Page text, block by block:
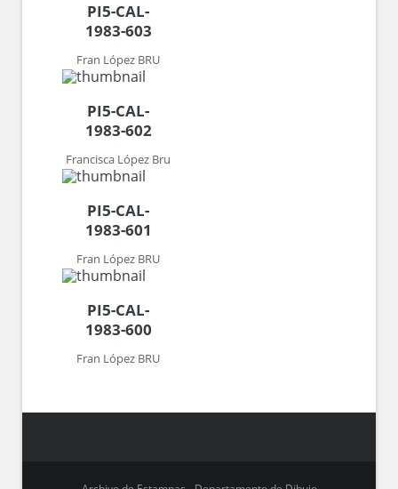
PI5-CAL-
1983-603
Fran López BRU
PI5-CAL-
1983-602
Francisca López Bru
PI5-CAL-
1983-601
Fran López BRU
PI5-CAL-
1983-600
Fran López BRU